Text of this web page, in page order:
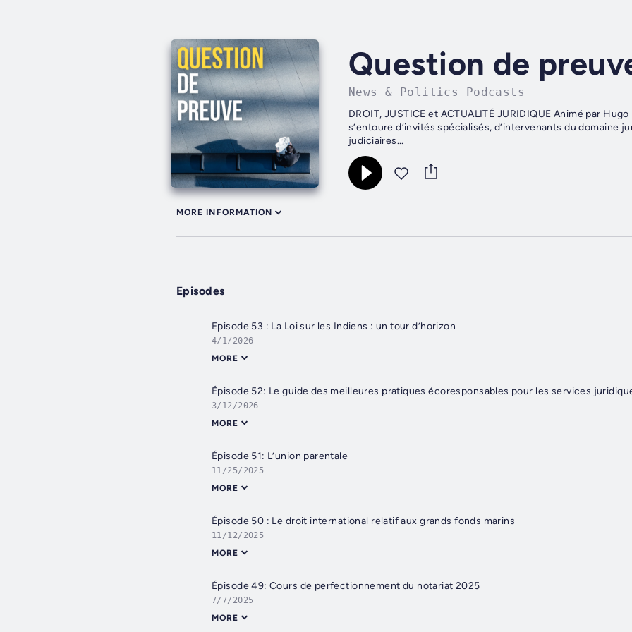
Question de
News & Politics Podcasts
DROIT, JUSTICE et ACTUALITÉ JURIDIQUE Animé par
s’entoure d’invités spécialisés, d’intervenants du domaine
judiciaires...
MORE INFORMATION
Episodes
Episode 53 : La Loi sur les Indiens : un tour d’horizon
4/1/2026
MORE
Épisode 52: Le guide des meilleures pratiques écoresponsables pour les services
3/12/2026
MORE
Épisode 51: L’union parentale
11/25/2025
MORE
Épisode 50 : Le droit international relatif aux grands fonds marins
11/12/2025
MORE
Épisode 49: Cours de perfectionnement du notariat 2025
7/7/2025
MORE